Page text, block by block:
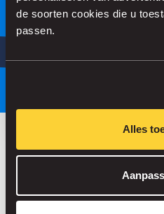
de soorten cookies die u
passen.
Alles
Parkeer
Bespaar tot 30% in
Straatparkeren